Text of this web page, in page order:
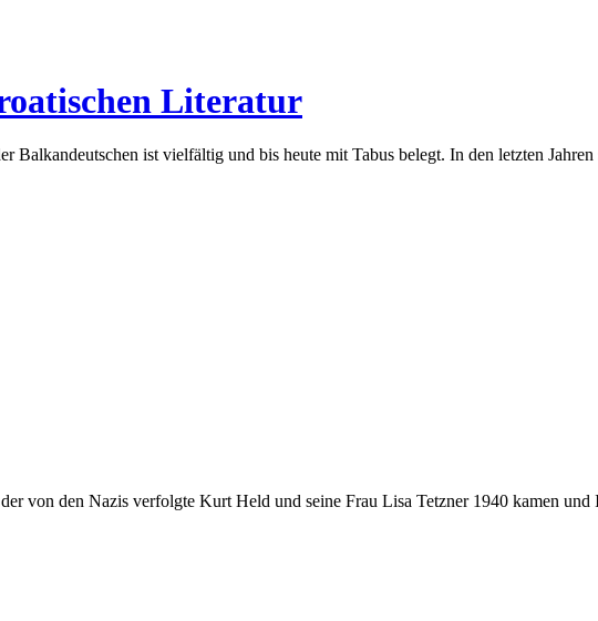
Literatur
ist vielfältig und bis heute mit Tabus belegt. In den letzten
von den Nazis verfolgte Kurt Held und seine Frau Lisa Tetzner 1940 kamen und